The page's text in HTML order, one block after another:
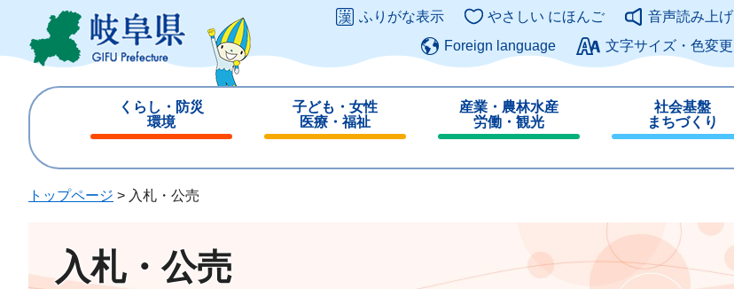
ジ
ュ
このページの本文へ
ふりがな表示 やさしい にほんご
音声読み上げ
Foreign language
文字サイズ・色変更
くらし・防災
環境
じ
子ども・女性
医療・福祉
じ
産業・農林水産
労働・観光
じ
社会基盤
まちづくり
じ
トップページ > 入札・公売
入札・公売